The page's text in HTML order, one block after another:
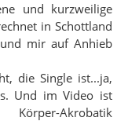
und kurzweilige
in Schottland
mir auf Anhieb
die Single ist...ja,
Und im Video ist
Akrobatik